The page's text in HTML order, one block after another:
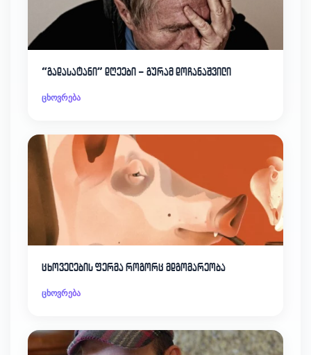
“გადასატანი” დღეები – გურამ დოჩანაშვილი
ცხოვრება
ცხოველების ფერმა როგორც მდგომარეობა
ცხოვრება